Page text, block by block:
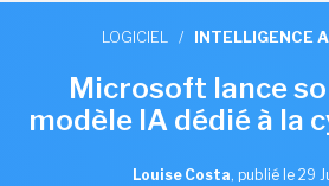
LOGICIEL / INTELLIGENCE
Microsoft lance
modèle IA dédié à la
Louise Costa, publié le 29